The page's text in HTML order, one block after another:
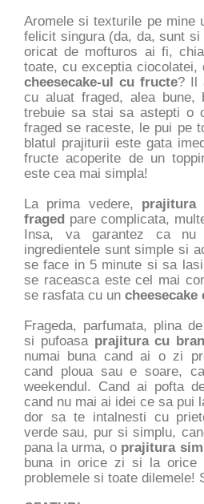
Aromele si texturile pe mine
felicit singura (da, da, sunt si
oricat de mofturos ai fi,
toate, cu exceptia
cheesecake-ul cu fructe? Il
cu aluat fraged, alea bune,
trebuie sa stai sa astepti o
fraged se raceste, le pui pe
blatul prajiturii este gata
fructe acoperite de un
este cea mai simpla!
La prima vedere,
fraged pare complicata,
Insa, va garantez ca nu
ingredientele sunt simple si
se face in 5 minute si sa
se raceasca este cel mai
se rasfata cu un
Frageda, parfumata, plina
si pufoasa prajitura cu
numai buna cand ai o zi
cand ploua sau e soare,
weekendul. Cand ai pofta
cand nu mai ai idei ce sa pui
dor sa te intalnesti cu
verde sau, pur si simplu,
pana la urma, o prajitura
buna in orice zi si la orice
problemele si toate dilemele!